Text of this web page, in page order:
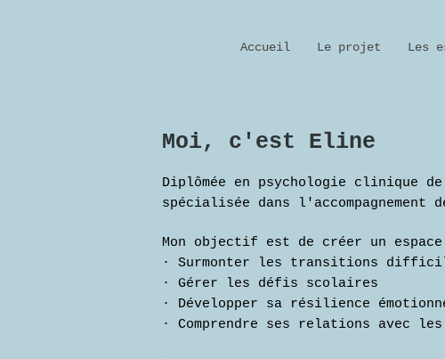
Accueil Le projet Les
Moi, c'est Eline
Diplômée en psychologie clinique
spécialisée dans
Mon objectif est de créer un
· Surmonter les transitions
· Gérer les défis scolaires
· Développer sa résilience
· Comprendre ses relations avec